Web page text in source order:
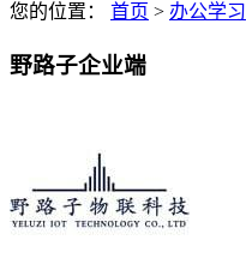
您的位置： 首页 > 办公学习
野路子企业端